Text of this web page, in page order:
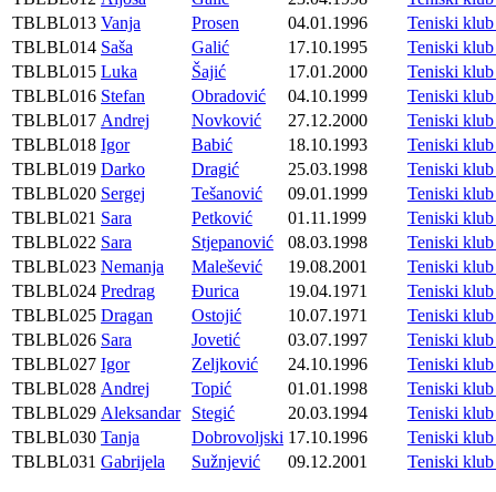
TBLBL013 Vanja Prosen 04.01.1996
Teniski
TBLBL014 Saša Galić 17.10.1995
Teniski
TBLBL015 Luka Šajić 17.01.2000
Teniski
TBLBL016 Stefan Obradović 04.10.1999
Teniski
TBLBL017 Andrej Novković 27.12.2000
Teniski
TBLBL018 Igor Babić 18.10.1993
Teniski
TBLBL019 Darko Dragić 25.03.1998
Teniski
TBLBL020 Sergej Tešanović 09.01.1999
Teniski
TBLBL021 Sara Petković 01.11.1999
Teniski
TBLBL022 Sara Stjepanović 08.03.1998
Teniski
TBLBL023 Nemanja Malešević 19.08.2001
Teniski
TBLBL024 Predrag Đurica 19.04.1971
Teniski
TBLBL025 Dragan Ostojić 10.07.1971
Teniski
TBLBL026 Sara Jovetić 03.07.1997
Teniski
TBLBL027 Igor Zeljković 24.10.1996
Teniski
TBLBL028 Andrej Topić 01.01.1998
Teniski
TBLBL029 Aleksandar Stegić 20.03.1994
Teniski
TBLBL030 Tanja Dobrovoljski 17.10.1996
Teniski
TBLBL031 Gabrijela Sužnjević 09.12.2001 Teniski